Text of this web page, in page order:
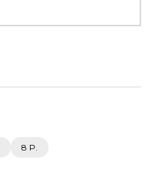
8 P.